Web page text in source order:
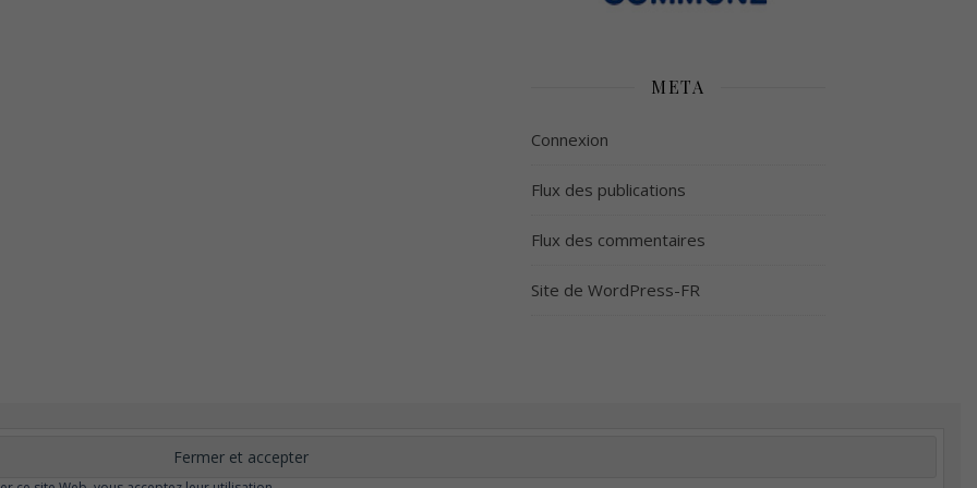
META
Connexion
Flux des publications
Flux des commentaires
Site de WordPress-FR
Meilleur odorat Meilleur goût